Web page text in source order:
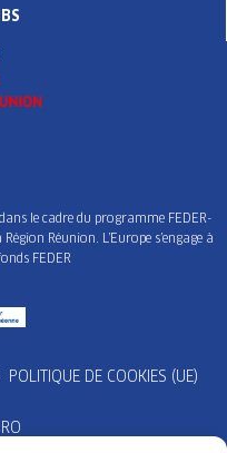
le cadre du programme FEDER-
Réunion. L’Europe s’engage à
FEDER
POLITIQUE DE COOKIES (UE)